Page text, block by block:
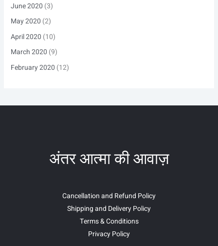
June 2020 (3)
May 2020 (2)
April 2020 (10)
March 2020 (9)
February 2020 (12)
अंतर आत्मा की आवाज़
Cancellation and Refund Policy
Shipping and Delivery Policy
Terms & Conditions
Privacy Policy